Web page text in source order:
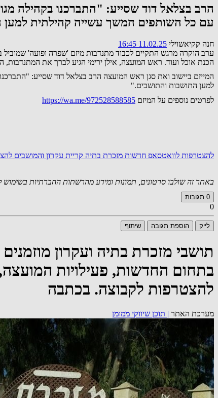
הרב בצלאל דוד שסייע: "התברכנו בקהילה
עם כל השותפים המשך עשייה קהילתית למען
חנה קקיאשוילי 11.02.25 16:45
ערב הוקרה מרגש התקיים לכבוד מתנדבות מיזם 'שפרה ופועה'
הכנת אוכל ועוד. ראש המועצה, אילן ירימי הגיע לברך את
המייזם ביישוב ואת סגן ראש המועצה הרב בצלאל דוד שסייע:
למען התושבות והתושבים."
לפרטים נוספים על המיזם https://wa.me/972528588585
להצטרפות לוואטסאפ חדשות מזכרת בתיה קריית עקרון והמושבים
באתר זה שולבו סרטונים, תמונות ומידע מהרשתות החברתיות בשימוש לפי סעיף 27א לחוק זכויות יוצרים. במידה
0 תגובות
0
לייק הוספת תגובה שיתוף
תושבי מזכרת בתיה ועקרון
בתחום החדשות, פעילויות המועצה,
להצטרפות לקבוצה. בכתבה
מערכת האתר | תוכן שיווקי ממומן